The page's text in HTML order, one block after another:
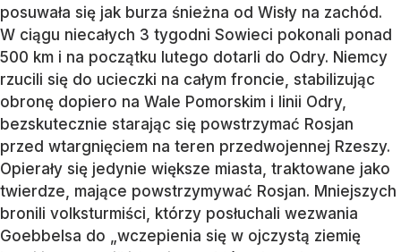
posuwała się jak burza śnieżna od Wisły na zachód.
W ciągu niecałych 3 tygodni Sowieci pokonali ponad
500 km i na początku lutego dotarli do Odry. Niemcy
rzucili się do ucieczki na całym froncie, stabilizując
obronę dopiero na Wale Pomorskim i linii Odry,
bezskutecznie starając się powstrzymać Rosjan
przed wtargnięciem na teren przedwojennej Rzeszy.
Opierały się jedynie większe miasta, traktowane jako
twierdze, mające powstrzymywać Rosjan. Mniejszych
bronili volksturmiści, którzy posłuchali wezwania
Goebbelsa do „wczepienia się w ojczystą ziemię